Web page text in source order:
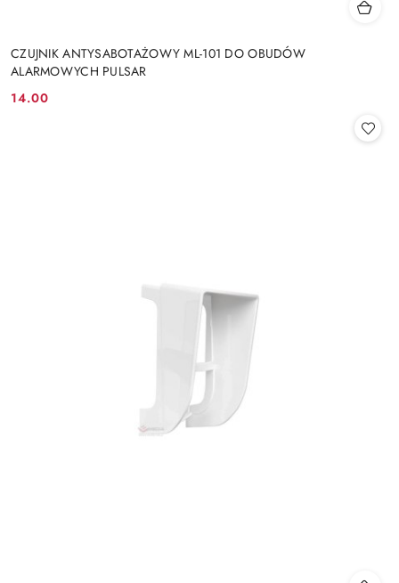
CZUJNIK ANTYSABOTAŻOWY ML-101 DO OBUDÓW
ALARMOWYCH PULSAR
Cena:
14.00